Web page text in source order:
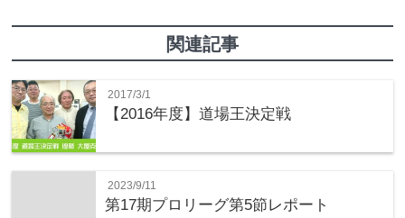
関連記事
2017/3/1
【2016年度】道場王決定戦
2023/9/11
第17期プロリーグ第5節レポート